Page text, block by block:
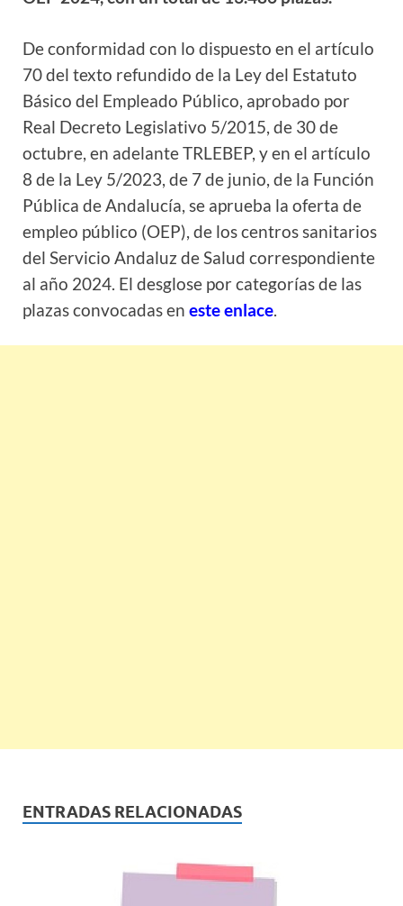
De conformidad con lo dispuesto en el artículo
70 del texto refundido de la Ley del Estatuto
Básico del Empleado Público, aprobado por
Real Decreto Legislativo 5/2015, de 30 de
octubre, en adelante TRLEBEP, y en el artículo
8 de la Ley 5/2023, de 7 de junio, de la Función
Pública de Andalucía, se aprueba la oferta de
empleo público (OEP), de los centros sanitarios
del Servicio Andaluz de Salud correspondiente
al año 2024. El desglose por categorías de las
plazas convocadas en este enlace.
ENTRADAS RELACIONADAS